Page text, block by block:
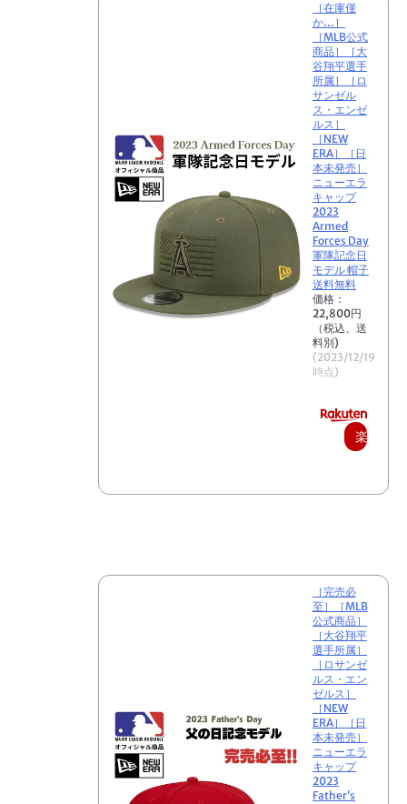
［在庫僅
か…］
［MLB公式
商品］［大
谷翔平選手
所属］［ロ
サンゼル
ス・エンゼ
ルス］
［NEW
ERA］［日
本未発売］
ニューエラ
キャップ
2023
Armed
Forces Day
軍隊記念日
モデル 帽子
送料無料
価格：
22,800円
（税込、送
料別)
(2023/12/19
時点)
楽
で
［完売必
至］［MLB
公式商品］
［大谷翔平
選手所属］
［ロサンゼ
ルス・エン
ゼルス］
［NEW
ERA］［日
本未発売］
ニューエラ
キャップ
2023
Father’s